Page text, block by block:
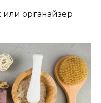
органайзер